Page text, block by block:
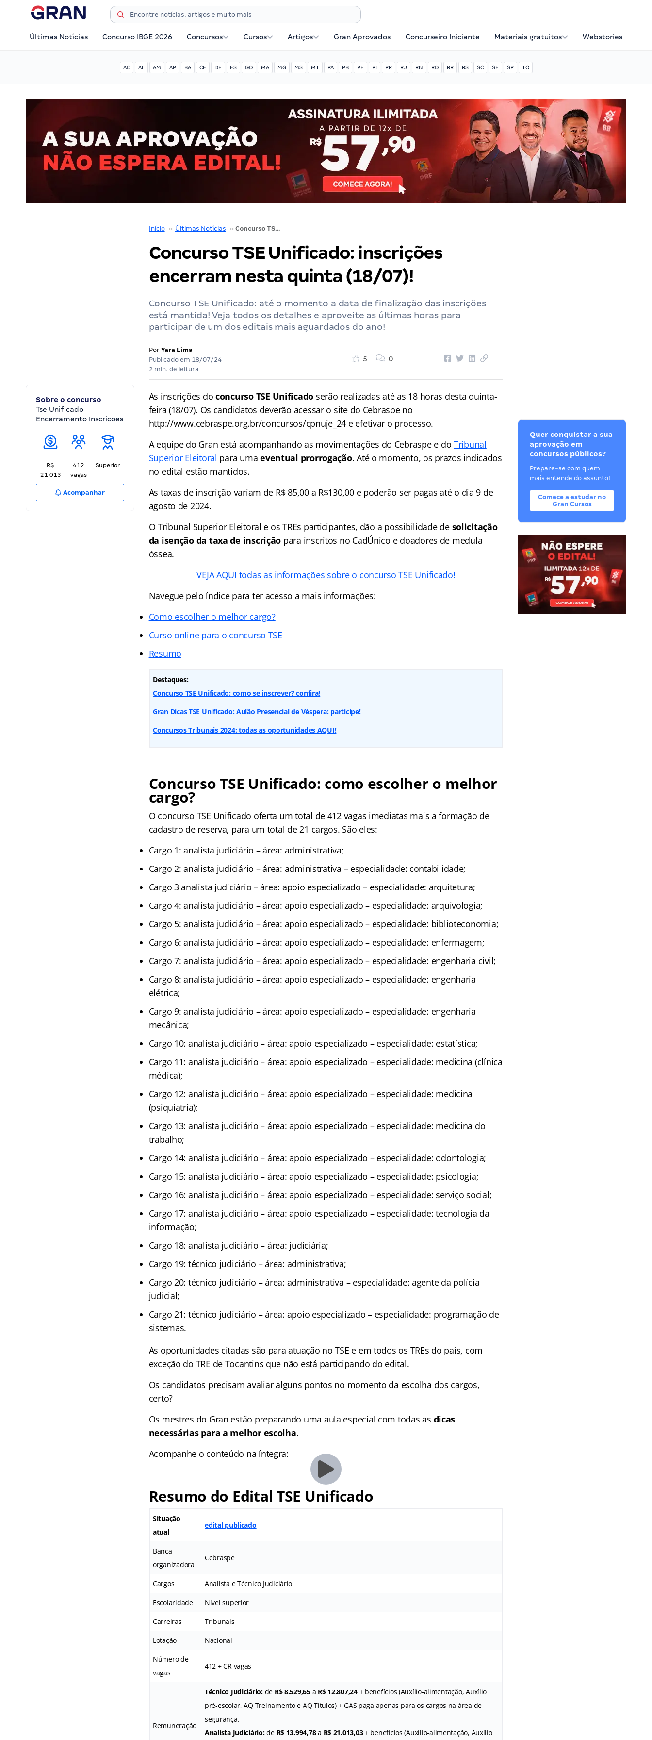
Últimas Notícias Concurso IBGE 2026 Concursos Cursos Artigos Gran Aprovados Concurseiro Iniciante Materiais gratuitos Webstories
AC AL AM AP BA CE DF ES GO MA MG MS MT PA PB PE PI PR RJ RN RO RR RS SC SE SP TO
Início ›› Últimas Notícias ›› Concurso TSE Unificado: inscrições encerram nesta quinta (18/07)!
Concurso TSE Unificado: inscrições
encerram nesta quinta (18/07)!
Concurso TSE Unificado: até o momento a data de finalização das inscrições
está mantida! Veja todos os detalhes e aproveite as últimas horas para
participar de um dos editais mais aguardados do ano!
Por Yara Lima
Publicado em 18/07/24
2 min. de leitura
5 0
Sobre o concurso
Tse Unificado
Encerramento Inscricoes
R$
21.013
412
vagas
Superior
Acompanhar
As inscrições doconcurso TSE Unificado serão realizadas até as 18 horas desta quinta-
feira (18/07). Os candidatos deverão acessar o site do Cebraspe no
http://www.cebraspe.org.br/concursos/cpnuje_24 e efetivar o processo.
A equipe do Gran está acompanhando as movimentações do Cebraspe e do Tribunal
Superior Eleitoral para umaeventual prorrogação. Até o momento, os prazos indicados
no edital estão mantidos.
As taxas de inscrição variam de R$ 85,00 a R$130,00 e poderão ser pagas até o dia 9 de
agosto de 2024.
O Tribunal Superior Eleitoral e os TREs participantes, dão a possibilidade de solicitação
da isenção da taxa de inscrição para inscritos no CadÚnico e doadores de medula
óssea.
VEJA AQUI todas as informações sobre o concurso TSE Unificado!
Navegue pelo índice para ter acesso a mais informações:
Como escolher o melhor cargo?
Curso online para o concurso TSE
Resumo
Destaques:
Concurso TSE Unificado: como se inscrever? confira!
Gran Dicas TSE Unificado: Aulão Presencial de Véspera: participe!
Concursos Tribunais 2024: todas as oportunidades AQUI!
Concurso TSE Unificado: como escolher o melhor
cargo?
O concurso TSE Unificado oferta um total de 412 vagas imediatas mais a formação de
cadastro de reserva, para um total de 21 cargos. São eles:
Cargo 1: analista judiciário – área: administrativa;
Cargo 2: analista judiciário – área: administrativa – especialidade: contabilidade;
Cargo 3 analista judiciário – área: apoio especializado – especialidade: arquitetura;
Cargo 4: analista judiciário – área: apoio especializado – especialidade: arquivologia;
Cargo 5: analista judiciário – área: apoio especializado – especialidade: biblioteconomia;
Cargo 6: analista judiciário – área: apoio especializado – especialidade: enfermagem;
Cargo 7: analista judiciário – área: apoio especializado – especialidade: engenharia civil;
Cargo 8: analista judiciário – área: apoio especializado – especialidade: engenharia
elétrica;
Cargo 9: analista judiciário – área: apoio especializado – especialidade: engenharia
mecânica;
Cargo 10: analista judiciário – área: apoio especializado – especialidade: estatística;
Cargo 11: analista judiciário – área: apoio especializado – especialidade: medicina (clínica
médica);
Cargo 12: analista judiciário – área: apoio especializado – especialidade: medicina
(psiquiatria);
Cargo 13: analista judiciário – área: apoio especializado – especialidade: medicina do
trabalho;
Cargo 14: analista judiciário – área: apoio especializado – especialidade: odontologia;
Cargo 15: analista judiciário – área: apoio especializado – especialidade: psicologia;
Cargo 16: analista judiciário – área: apoio especializado – especialidade: serviço social;
Cargo 17: analista judiciário – área: apoio especializado – especialidade: tecnologia da
informação;
Cargo 18: analista judiciário – área: judiciária;
Cargo 19: técnico judiciário – área: administrativa;
Cargo 20: técnico judiciário – área: administrativa – especialidade: agente da polícia
judicial;
Cargo 21: técnico judiciário – área: apoio especializado – especialidade: programação de
sistemas.
As oportunidades citadas são para atuação no TSE e em todos os TREs do país, com
exceção do TRE de Tocantins que não está participando do edital.
Os candidatos precisam avaliar alguns pontos no momento da escolha dos cargos,
certo?
Os mestres do Gran estão preparando uma aula especial com todas as dicas
necessárias para a melhor escolha.
Acompanhe o conteúdo na íntegra:
Resumo do Edital TSE Unificado
Situação
atual
edital publicado
Banca
organizadora
Cebraspe
Cargos Analista e Técnico Judiciário
Escolaridade Nível superior
Carreiras Tribunais
Lotação Nacional
Número de
vagas
412 + CR vagas
Remuneração
Técnico Judiciário:de R$ 8.529,65a R$ 12.807,24+ benefícios (Auxílio-alimentação, Auxílio
pré-escolar, AQ Treinamento e AQ Títulos) + GAS paga apenas para os cargos na área de
segurança.
Analista Judiciário:de R$ 13.994,78a R$ 21.013,03+ benefícios (Auxílio-alimentação, Auxílio
Quer conquistar a sua
aprovação em
concursos públicos?
Prepare-se com quem
mais entende do assunto!
Comece a estudar no
Gran Cursos